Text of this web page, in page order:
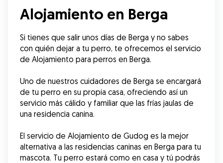
Alojamiento en Berga
Si tienes que salir unos días de Berga y no sabes
con quién dejar a tu perro, te ofrecemos el servicio
de Alojamiento para perros en Berga.
Uno de nuestros cuidadores de Berga se encargará
de tu perro en su propia casa, ofreciendo así un
servicio más cálido y familiar que las frías jaulas de
una residencia canina.
El servicio de Alojamiento de Gudog es la mejor
alternativa a las residencias caninas en Berga para tu
mascota. Tu perro estará como en casa y tú podrás